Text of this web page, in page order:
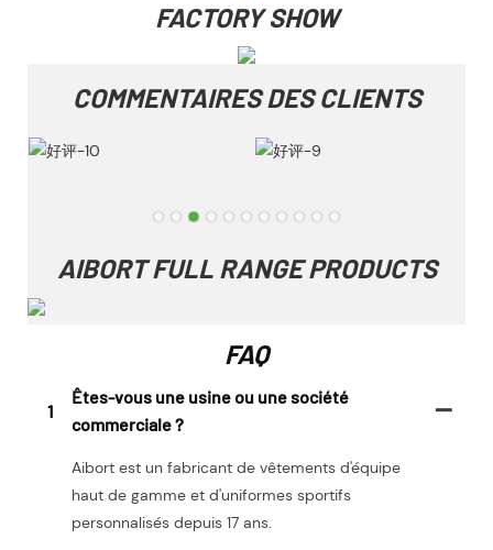
FACTORY SHOW
COMMENTAIRES DES CLIENTS
AIBORT FULL RANGE PRODUCTS
FAQ
1
Êtes-vous une usine ou une société
commerciale ?
Aibort est un fabricant de vêtements d'équipe
haut de gamme et d'uniformes sportifs
personnalisés depuis 17 ans.